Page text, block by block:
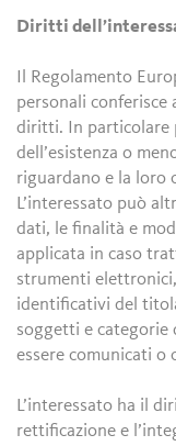
Diritti
Il Regolamento
personali conferisce
diritti. In particolare
dell’esistenza o
riguardano e la loro
L’interessato può
dati, le finalità e
applicata in caso
strumenti
identificativi del
soggetti e categorie
essere comunicati o
L’interessato ha il
rettificazione e